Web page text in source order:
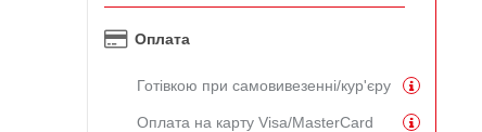
Оплата
Готівкою при самовивезенні/кур'єру
Оплата на карту Visa/MasterCard